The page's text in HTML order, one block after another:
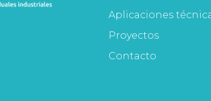
Aplicaciones
Proyectos
Contacto